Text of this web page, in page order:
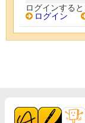
ログインする
ログイン